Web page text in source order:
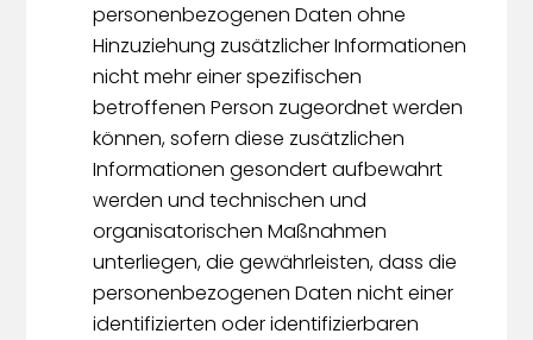
personenbezogenen Daten ohne
Hinzuziehung zusätzlicher Informationen
nicht mehr einer spezifischen
betroffenen Person zugeordnet werden
können, sofern diese zusätzlichen
Informationen gesondert aufbewahrt
werden und technischen und
organisatorischen Maßnahmen
unterliegen, die gewährleisten, dass die
personenbezogenen Daten nicht einer
identifizierten oder identifizierbaren